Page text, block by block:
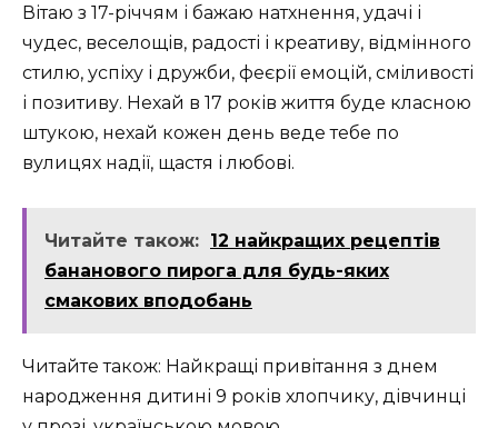
Вітаю з 17-річчям і бажаю натхнення, удачі і
чудес, веселощів, радості і креативу, відмінного
стилю, успіху і дружби, феєрії емоцій, сміливості
і позитиву. Нехай в 17 років життя буде класною
штукою, нехай кожен день веде тебе по
вулицях надії, щастя і любові.
Читайте також: 12 найкращих рецептів
бананового пирога для будь-яких
смакових вподобань
Читайте також: Найкращі привітання з днем
народження дитині 9 років хлопчику, дівчинці